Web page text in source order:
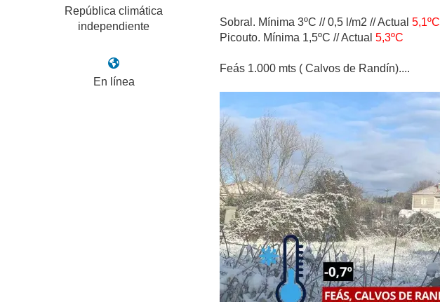
República climática
independiente
En línea
Sobral. Mínima 3ºC // 0,5 l/m2 // Actual5,1ºC
Picouto. Mínima 1,5ºC // Actual5,3ºC
Feás 1.000 mts ( Calvos de Randín)....